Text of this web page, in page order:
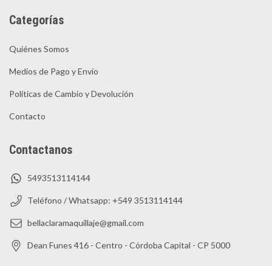
Categorías
Quiénes Somos
Medios de Pago y Envío
Políticas de Cambio y Devolución
Contacto
Contactanos
5493513114144
Teléfono / Whatsapp: +549 3513114144
bellaclaramaquillaje@gmail.com
Dean Funes 416 - Centro - Córdoba Capital - CP 5000